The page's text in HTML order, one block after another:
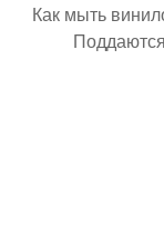
Как мыть